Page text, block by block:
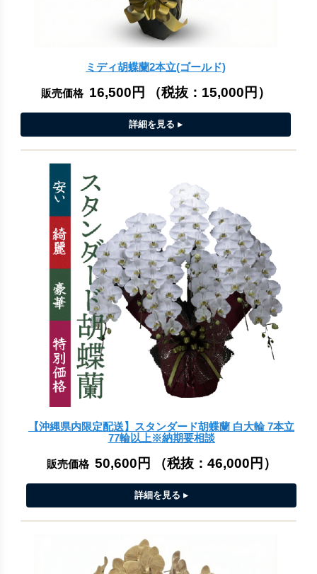
ミディ胡蝶蘭2本立(ゴールド)
販売価格 16,500円 （税抜： 15,000円 ）
【沖縄県内限定配送】スタンダード胡蝶蘭 白大輪 7本立
77輪以上※納期要相談
販売価格 50,600円 （税抜： 46,000円 ）